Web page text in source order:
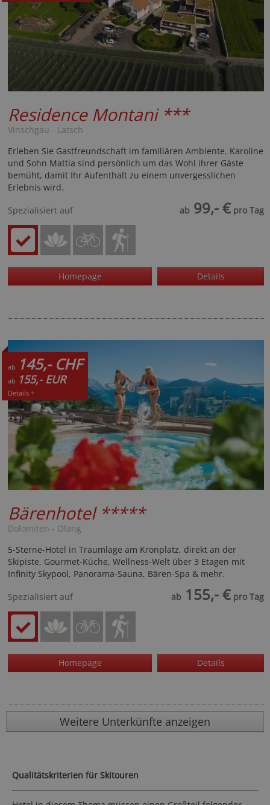
Residence Montani ***
Vinschgau - Latsch
Erleben Sie Gastfreundschaft im familiären Ambiente. Karoline
und Sohn Mattia sind persönlich um das Wohl ihrer Gäste
bemüht, damit Ihr Aufenthalt zu einem unvergesslichen
Erlebnis wird.
Spezialisiert auf
ab 99,- € pro Tag
Homepage Details
ab 145,- CHF
ab 155,- EUR
Details +
Bärenhotel *****
Dolomiten - Olang
5-Sterne-Hotel in Traumlage am Kronplatz, direkt an der
Skipiste, Gourmet-Küche, Wellness-Welt über 3 Etagen mit
Infinity Skypool, Panorama-Sauna, Bären-Spa & mehr.
Spezialisiert auf
ab 155,- € pro Tag
Homepage Details
Weitere Unterkünfte anzeigen
Qualitätskriterien für Skitouren